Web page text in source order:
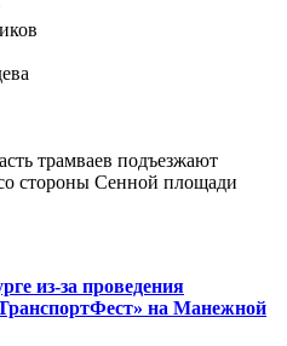
трамваев подъезжают
стороны Сенной площади
из-за проведения
на Манежной